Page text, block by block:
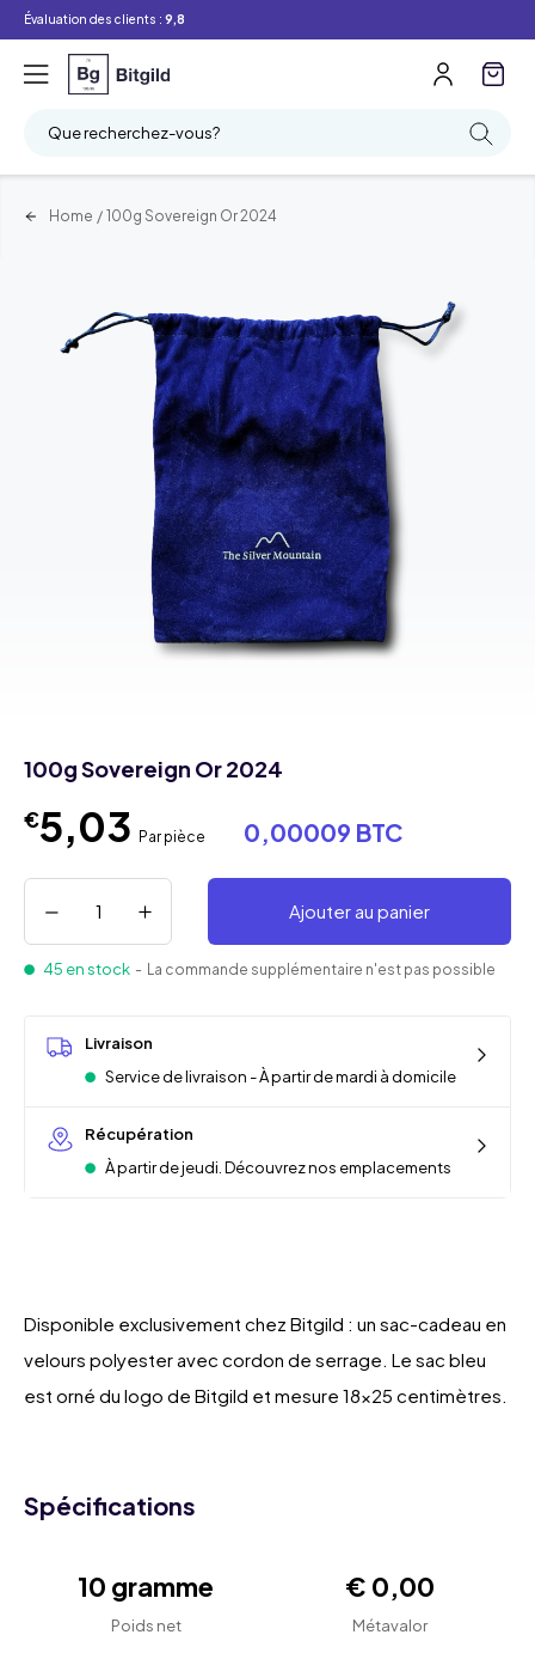
Évaluation des clients : 9,8
Que recherchez-vous?
Home / 100g Sovereign Or 2024
100g Sovereign Or 2024
€5,03 Par pièce 0,00009 BTC
Ajouter au panier
45 en stock - La commande supplémentaire n'est pas possible
Livraison
Service de livraison - À partir de mardi à domicile
Récupération
À partir de jeudi. Découvrez nos emplacements
Disponible exclusivement chez Bitgild : un sac-cadeau en
velours polyester avec cordon de serrage. Le sac bleu
est orné du logo de Bitgild et mesure 18x25 centimètres.
Spécifications
10 gramme
Poids net
€ 0,00
Métavalor